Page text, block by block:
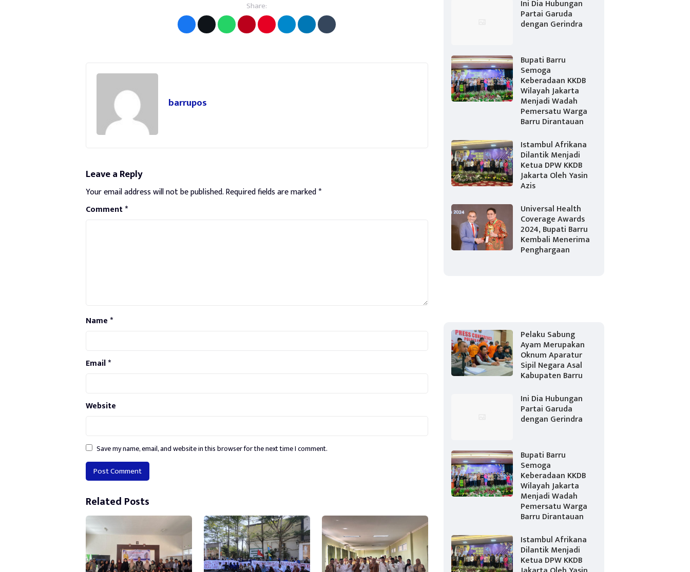
Share:
barrupos
Leave a Reply
Your email address will not be published.Required fields are marked*
Comment*
Name*
Email*
Website
Save my name, email, and website in this browser for the next time I comment.
Alternative:
Related Posts
Ini Dia Hubungan
Partai Garuda
dengan Gerindra
Bupati Barru
Semoga
Keberadaan KKDB
Wilayah Jakarta
Menjadi Wadah
Pemersatu Warga
Barru Dirantauan
Istambul Afrikana
Dilantik Menjadi
Ketua DPW KKDB
Jakarta Oleh Yasin
Azis
Universal Health
Coverage Awards
2024, Bupati Barru
Kembali Menerima
Penghargaan
Pelaku Sabung
Ayam Merupakan
Oknum Aparatur
Sipil Negara Asal
Kabupaten Barru
Ini Dia Hubungan
Partai Garuda
dengan Gerindra
Bupati Barru
Semoga
Keberadaan KKDB
Wilayah Jakarta
Menjadi Wadah
Pemersatu Warga
Barru Dirantauan
Istambul Afrikana
Dilantik Menjadi
Ketua DPW KKDB